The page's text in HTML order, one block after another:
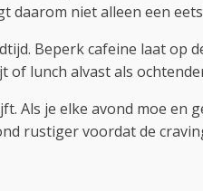
niet alleen een
Beperk cafeine laat op
of lunch alvast als
Als je elke avond moe en
rustiger voordat de